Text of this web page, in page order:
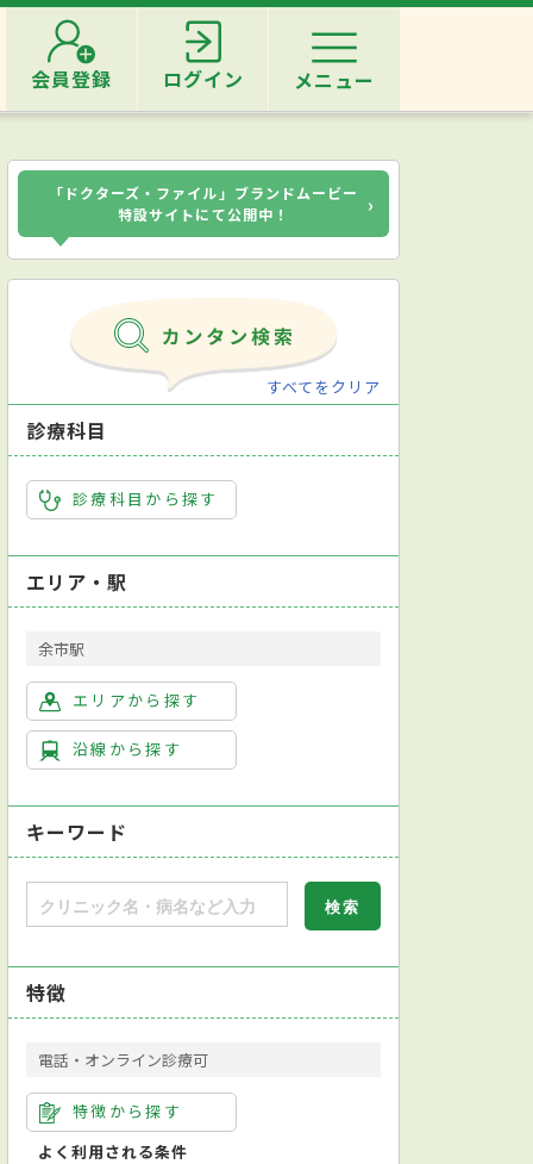
会員登録 ログイン メニュー
「ドクターズ・ファイル」ブランドムービー
特設サイトにて公開中！
›
すべてをクリア
診療科目
診療科目から探す
エリア・駅
余市駅
エリアから探す
沿線から探す
キーワード
特徴
電話・オンライン診療可
特徴から探す
よく利用される条件